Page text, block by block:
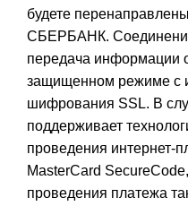
будете
СБЕРБАНК.
передача информации
защищенном режиме с
шифрования SSL. В
поддерживает
проведения интернет-
MasterCard
проведения платежа